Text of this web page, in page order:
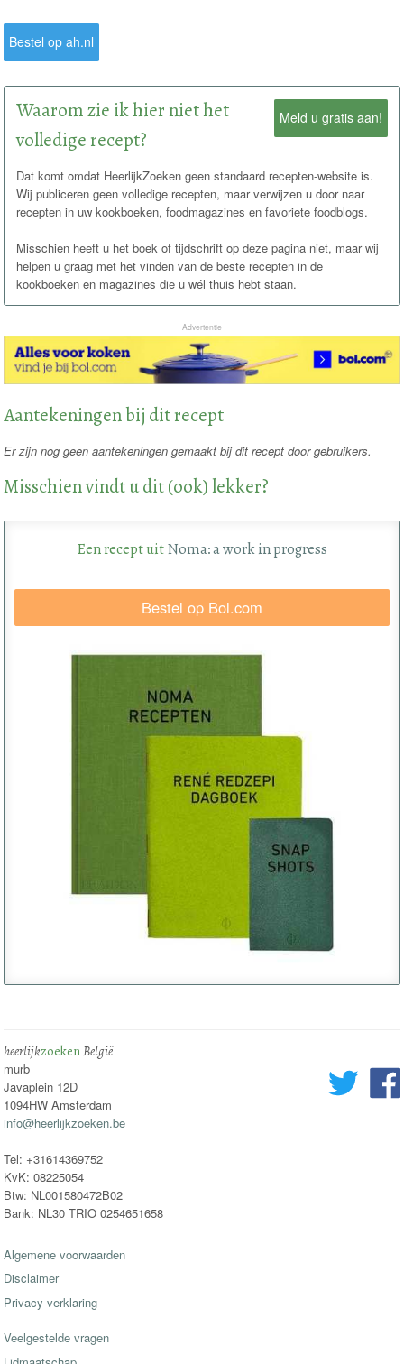
Bestel op ah.nl
Meld u gratis aan!
Waarom zie ik hier niet het
volledige recept?
Dat komt omdat HeerlijkZoeken geen standaard recepten-website is.
Wij publiceren geen volledige recepten, maar verwijzen u door naar
recepten in uw kookboeken, foodmagazines en favoriete foodblogs.
Misschien heeft u het boek of tijdschrift op deze pagina niet, maar wij
helpen u graag met het vinden van de beste recepten in de
kookboeken en magazines die u wél thuis hebt staan.
Advertentie
Aantekeningen bij dit recept
Er zijn nog geen aantekeningen gemaakt bij dit recept door gebruikers.
Misschien vindt u dit (ook) lekker?
Een recept uitNoma: a work in progress
Bestel op Bol.com
heerlijkzoekenBelgië
murb
Javaplein 12D
1094HW Amsterdam
info@heerlijkzoeken.be
Tel: +31614369752
KvK: 08225054
Btw: NL001580472B02
Bank: NL30 TRIO 0254651658
Algemene voorwaarden
Disclaimer
Privacy verklaring
Veelgestelde vragen